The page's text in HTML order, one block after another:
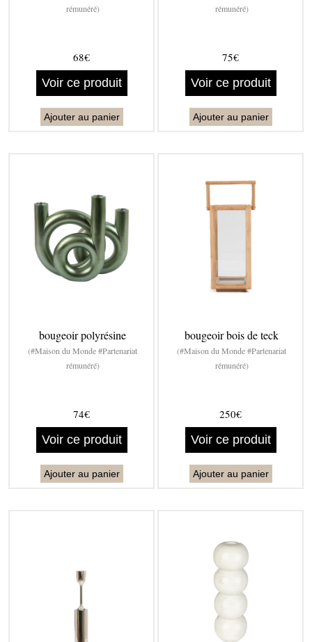
rémunéré)
68€
Voir ce produit
Ajouter au panier
rémunéré)
75€
Voir ce produit
Ajouter au panier
bougeoir polyrésine
(#Maison du Monde #Partenariat
rémunéré)
74€
Voir ce produit
Ajouter au panier
bougeoir bois de teck
(#Maison du Monde #Partenariat
rémunéré)
250€
Voir ce produit
Ajouter au panier